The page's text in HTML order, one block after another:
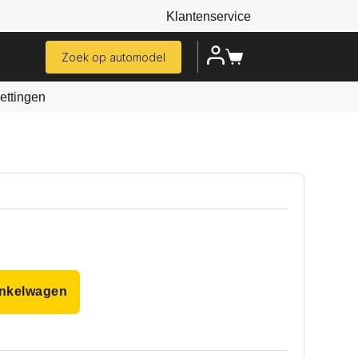
Klantenservice
Zoek op automodel